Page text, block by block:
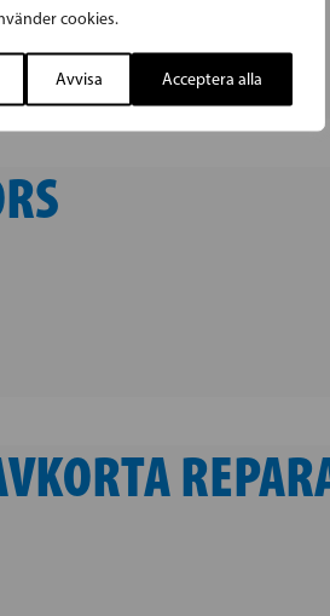
cookies.
Avvisa Acceptera alla